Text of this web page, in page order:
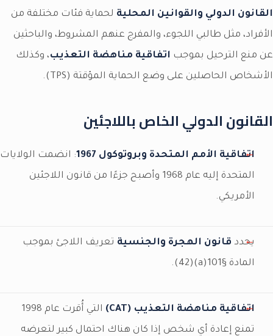
القانون الدولي والقوانين المحلية لحماية فئات مختلفة من
الأفراد، مثل طالبي اللجوء، والمفرج عنهم المشروط، والباحثين
عن منع الترحيل بموجب اتفاقية مناهضة التعذيب، وكذلك
الأشخاص الحاصلين على وضع الحماية المؤقتة (TPS).
القانون الدولي الخاص باللاجئين
اتفاقية الأمم المتحدة وبروتوكول 1967
: انضمت الولايات
المتحدة إليه عام 1968 وأصبح جزءًا من قانون اللاجئين
الأمريكي.
يحدد قانون الهجرة والجنسية تعريف اللاجئ بموجب
المادة §101(a)(42).
اتفاقية مناهضة التعذيب (CAT)
التي أُقرت عام 1998
تمنع إعادة أي شخص إذا كان هناك احتمال كبير لتعرضه